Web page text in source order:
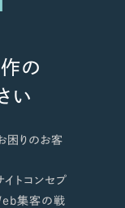
の
い
困りのお客
トコンセプ
集客の戦